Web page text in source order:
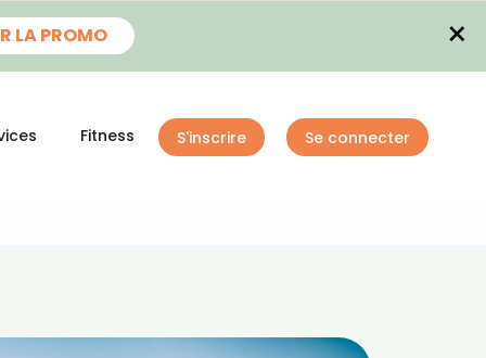
LA PROMO ×
Fitness S'inscrire Se connecter